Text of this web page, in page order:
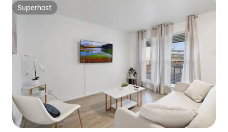
Superhost
Superhost